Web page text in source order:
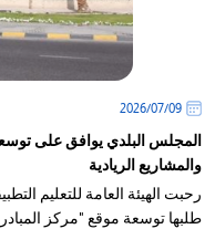
09‏/07‏/2026
المجلس البلدي يوافق على
والمشاريع الريادية
رحبت الهيئة العامة للتعليم
طلبها توسعة موقع "مركز